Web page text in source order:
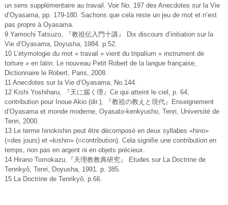
un sens supplémentaire au travail. Voir No. 197 des Anecdotes sur la Vie
d’Oyasama, pp. 179-180. Sachons que cela reste un jeu de mot et n’est
pas propre à Oyasama.
9 Yamochi Tatsuzo, 『教祖伝入門十講』 Dix discours d’initiation sur la
Vie d’Oyasama, Doyusha, 1984. p.52.
10 L’étymologie du mot « travail » vient du tripalium « instrument de
torture » en latin. Le nouveau Petit Robert de la langue française,
Dictionnaire le Robert, Paris, 2008.
11 Anecdotes sur la Vie d’Oyasama, No.144.
12 Kishi Yoshiharu, 『天に届く理』Ce qui atteint le ciel, p. 64,
contribution pour Inoue Akio (dir.), 『教祖の教えと現代』Enseignement
d’Oyasama et monde moderne, Oyasato-kenkyusho, Tenri, Université de
Tenri, 2000.
13 Le terme hinokishin peut être décomposé en deux syllabes «hino»
(=des jours) et «kishin» (=contribution). Cela signifie une contribution en
temps, non pas en argent ni en objets précieux.
14 Hirano Tomokazu,『天理教教典研究』 Etudes sur La Doctrine de
Tenrikyô, Tenri, Doyusha, 1991. p. 385.
15 La Doctrine de Tenrikyô, p.66.